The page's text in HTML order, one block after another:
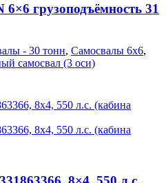
грузоподъёмность 31
- 30 тонн, Самосвалы 6х6,
самосвал (3 оси)